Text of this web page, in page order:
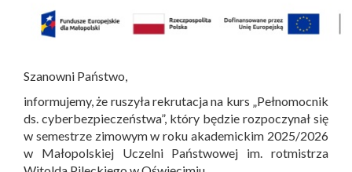
Szanowni Państwo,
informujemy, że ruszyła rekrutacja na kurs „Pełnomocnik
ds. cyberbezpieczeństwa”, który będzie rozpoczynał się
w semestrze zimowym w roku akademickim 2025/2026
w Małopolskiej Uczelni Państwowej im. rotmistrza